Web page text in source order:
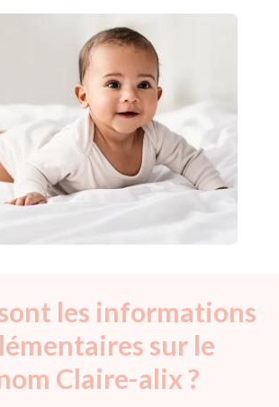
les informations
sur le
Claire-alix ?